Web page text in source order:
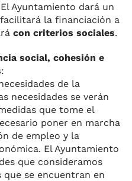
Ayuntamiento dará un
la financiación a
con criterios sociales.
social, cohesión e
:
de la
necesidades se verán
que tome el
poner en marcha
de empleo y la
El Ayuntamiento
que consideramos
que se encuentran en